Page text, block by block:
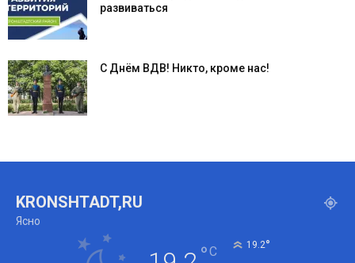
развиваться
С Днём ВДВ! Никто, кроме нас!
KRONSHTADT,RU
Ясно
°C 19.2°